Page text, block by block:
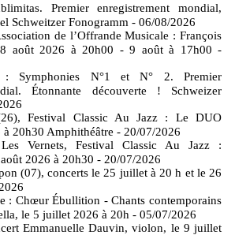
Premier enregistrement mondial,
Schweitzer Fonogramm - 06/08/2026
de l’Offrande Musicale : François
août 2026 à 20h00 - 9 août à 17h00 -
Symphonies N°1 et N° 2. Premier
Étonnante découverte ! Schweizer
Festival Classic Au Jazz : Le DUO
20h30 Amphithéâtre - 20/07/2026
Vernets, Festival Classic Au Jazz :
2026 à 20h30 - 20/07/2026
(07), concerts le 25 juillet à 20 h et le 26
: Chœur Ébullition - Chants contemporains
le 5 juillet 2026 à 20h - 05/07/2026
Emmanuelle Dauvin, violon, le 9 juillet